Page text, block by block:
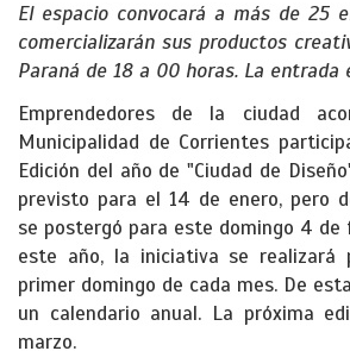
El espacio convocará a más de 25
comercializarán sus productos
Paraná de 18 a 00 horas. La
Emprendedores de la ciudad
Municipalidad de Corrientes
Edición del año de "Ciudad de
previsto para el 14 de enero, pero
se postergó para este domingo 4 de
este año, la iniciativa se realizará
primer domingo de cada mes. De
un calendario anual. La próxima
marzo.